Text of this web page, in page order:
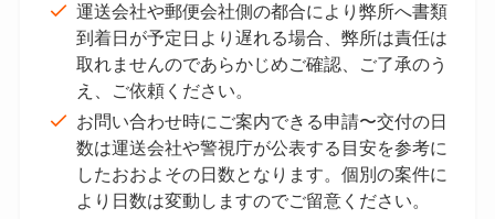
運送会社や郵便会社側の都合により弊所へ書類
到着日が予定日より遅れる場合、弊所は責任は
取れませんのであらかじめご確認、ご了承のう
え、ご依頼ください。
お問い合わせ時にご案内できる申請〜交付の日
数は運送会社や警視庁が公表する目安を参考に
したおおよその日数となります。個別の案件に
より日数は変動しますのでご留意ください。